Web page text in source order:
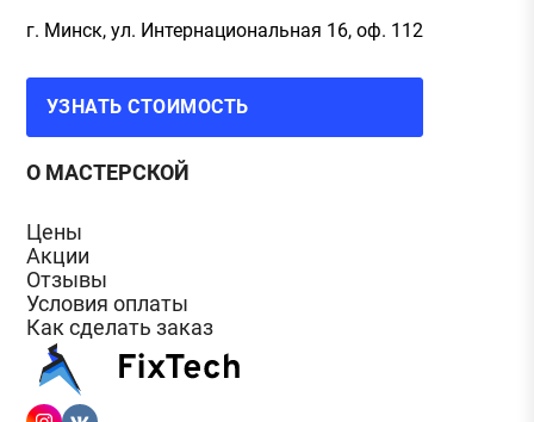
г. Минск, ул. Интернациональная 16, оф. 112
УЗНАТЬ СТОИМОСТЬ
О МАСТЕРСКОЙ
Цены
Акции
Отзывы
Условия оплаты
Как сделать заказ